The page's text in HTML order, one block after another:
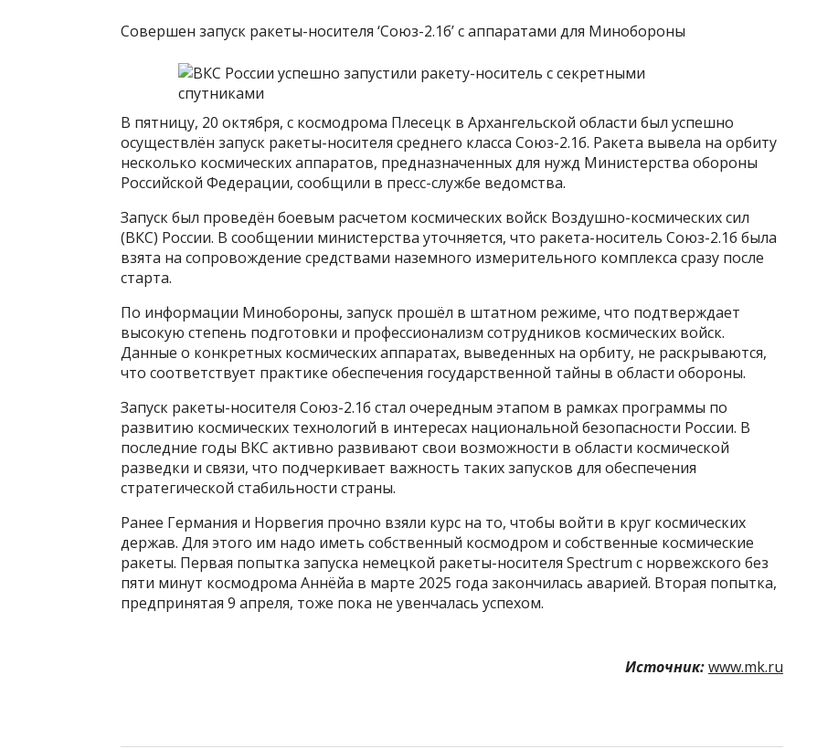
Совершен запуск ракеты-носителя ‘Союз-2.1б’ с аппаратами для Минобороны
В пятницу, 20 октября, с космодрома Плесецк в Архангельской области был успешно
осуществлён запуск ракеты-носителя среднего класса Союз-2.1б. Ракета вывела на орбиту
несколько космических аппаратов, предназначенных для нужд Министерства обороны
Российской Федерации, сообщили в пресс-службе ведомства.
Запуск был проведён боевым расчетом космических войск Воздушно-космических сил
(ВКС) России. В сообщении министерства уточняется, что ракета-носитель Союз-2.1б была
взята на сопровождение средствами наземного измерительного комплекса сразу после
старта.
По информации Минобороны, запуск прошёл в штатном режиме, что подтверждает
высокую степень подготовки и профессионализм сотрудников космических войск.
Данные о конкретных космических аппаратах, выведенных на орбиту, не раскрываются,
что соответствует практике обеспечения государственной тайны в области обороны.
Запуск ракеты-носителя Союз-2.1б стал очередным этапом в рамках программы по
развитию космических технологий в интересах национальной безопасности России. В
последние годы ВКС активно развивают свои возможности в области космической
разведки и связи, что подчеркивает важность таких запусков для обеспечения
стратегической стабильности страны.
Ранее Германия и Норвегия прочно взяли курс на то, чтобы войти в круг космических
держав. Для этого им надо иметь собственный космодром и собственные космические
ракеты. Первая попытка запуска немецкой ракеты-носителя Spectrum с норвежского без
пяти минут космодрома Аннёйа в марте 2025 года закончилась аварией. Вторая попытка,
предпринятая 9 апреля, тоже пока не увенчалась успехом.
Источник:www.mk.ru